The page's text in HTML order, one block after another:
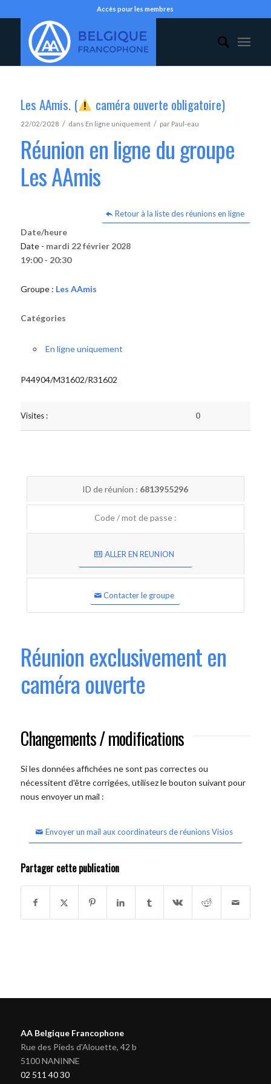
Accès pour les membres
Les AAmis. ( caméra ouverte obligatoire)
22/02/2028 / dans En ligne uniquement / par Paul-eau
Réunion en ligne du groupe
Les AAmis
Retour à la liste des réunions en ligne
Date/heure
Date - mardi 22 février 2028
19:00 - 20:30
Groupe : Les AAmis
Catégories
En ligne uniquement
P44904/M31602/R31602
Visites : 0
ID de réunion : 6813955296
Code / mot de passe :
ALLER EN REUNION
Contacter le groupe
Réunion exclusivement en
caméra ouverte
Changements / modifications
Si les données affichées ne sont pas correctes ou
nécessitent d'être corrigées, utilisez le bouton suivant pour
nous envoyer un mail :
Envoyer un mail aux coordinateurs de réunions Visios
Partager cette publication
AA Belgique Francophone
Rue des Pieds d'Alouette, 42 b
5100 NANINNE
02 511 40 30